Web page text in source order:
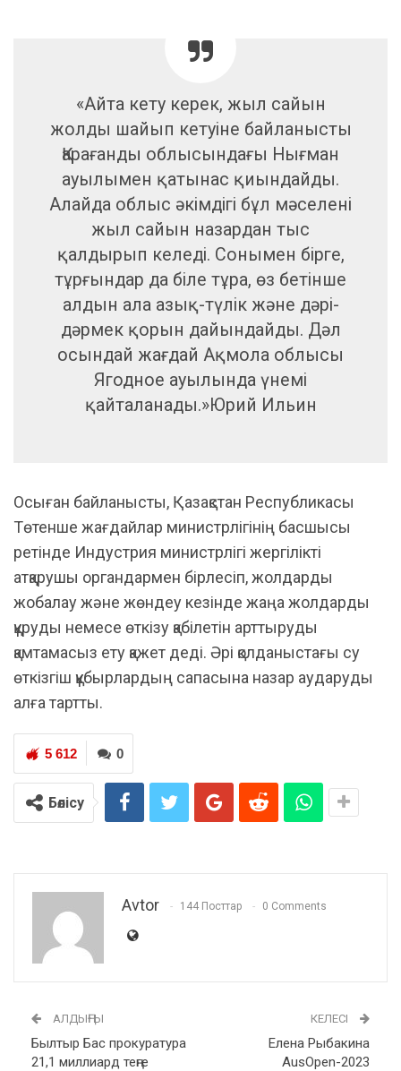
«Айта кету керек, жыл сайын
жолды шайып кетуіне байланысты
Қарағанды ​​облысындағы Нығман
ауылымен қатынас қиындайды.
Алайда облыс әкімдігі бұл мәселені
жыл сайын назардан тыс
қалдырып келеді. Сонымен бірге,
тұрғындар да біле тұра, өз бетінше
алдын ала азық-түлік және дәрі-
дәрмек қорын дайындайды. Дәл
осындай жағдай Ақмола облысы
Ягодное ауылында үнемі
қайталанады.»Юрий Ильин
Осыған байланысты, Қазақстан Республикасы
Төтенше жағдайлар министрлігінің басшысы
ретінде Индустрия министрлігі жергілікті
атқарушы органдармен бірлесіп, жолдарды
жобалау және жөндеу кезінде жаңа жолдарды
құруды немесе өткізу қабілетін арттыруды
қамтамасыз ету қажет деді. Әрі қолданыстағы су
өткізгіш құбырлардың сапасына назар аударуды
алға тартты.
0
5 612
Бөлісу
Avtor 144 Посттар 0 Comments
АЛДЫҢҒЫ
Былтыр Бас прокуратура
21,1 миллиард теңге
КЕЛЕСІ
Елена Рыбакина
AusOpen-2023